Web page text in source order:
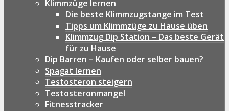
Klimmzüge lernen
Die beste Klimmzugstange im Test
Tipps um Klimmzüge zu Hause üben
Klimmzug Dip Station – Das beste Gerät
für zu Hause
Dip Barren – Kaufen oder selber bauen?
Spagat lernen
Testosteron steigern
Testosteronmangel
Fitnesstracker